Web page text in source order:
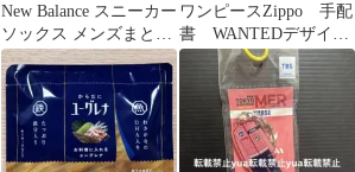
New Balance スニーカー
ソックス メンズまとめ
売り23-25cm
ワンピースZippo 手配
書 WANTEDデザイン
ライター21個セット